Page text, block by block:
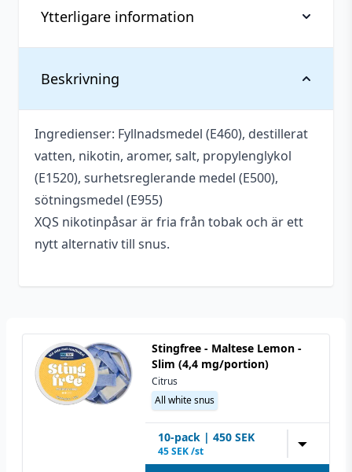
mg/portion)
mängd
Beskrivning
Ingredienser: Fyllnadsmedel (E460), destillerat
vatten, nikotin, aromer, salt, propylenglykol
(E1520), surhetsreglerande medel (E500),
sötningsmedel (E955)
XQS nikotinpåsar är fria från tobak och är ett
nytt alternativ till snus.
Ytterligare information
Vikt
Antal
1 st
Smakprofil
Menthol,Pepparmint
Tillverkare
XQS
Typ
Tobaksfritt snus
Styrka
Nikotin (Snus)
9,6 mg/portion
Format
Slim
Stingfree - Maltese Lemon -
Slim (4,4 mg/portion)
Citrus
All white snus
10-pack | 450 SEK
45SEK /st
▼